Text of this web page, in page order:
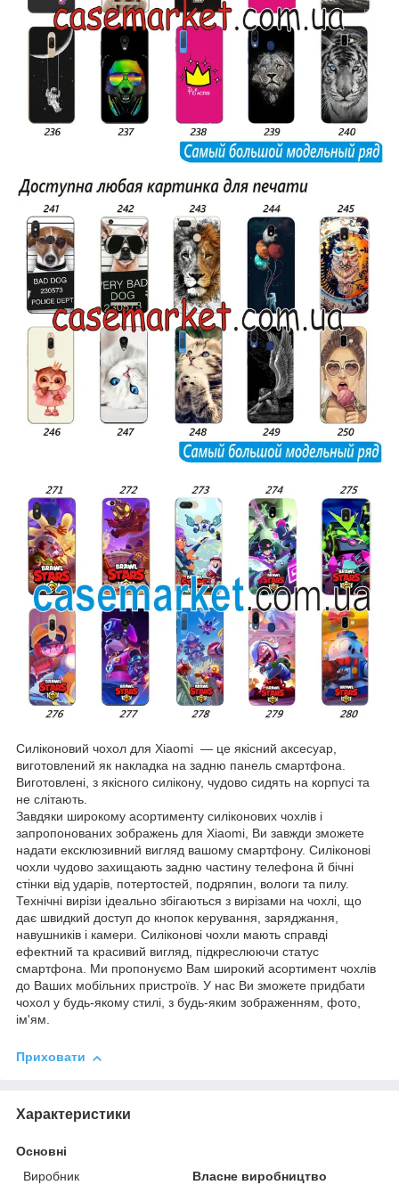
Силіконовий чохол для Xiaomi — це якісний аксесуар,
виготовлений як накладка на задню панель смартфона.
Виготовлені, з якісного силікону, чудово сидять на корпусі та
не слітають.
Завдяки широкому асортименту силіконових чохлів і
запропонованих зображень для Xiaomi, Ви завжди зможете
надати ексклюзивний вигляд вашому смартфону. Силіконові
чохли чудово захищають задню частину телефона й бічні
стінки від ударів, потертостей, подряпин, вологи та пилу.
Технічні вирізи ідеально збігаються з вирізами на чохлі, що
дає швидкий доступ до кнопок керування, заряджання,
навушників і камери. Силіконові чохли мають справді
ефектний та красивий вигляд, підкреслюючи статус
смартфона. Ми пропонуємо Вам широкий асортимент чохлів
до Ваших мобільних пристроїв. У нас Ви зможете придбати
чохол у будь-якому стилі, з будь-яким зображенням, фото,
ім'ям.
Приховати
Характеристики
Основні
Виробник
Власне виробництво